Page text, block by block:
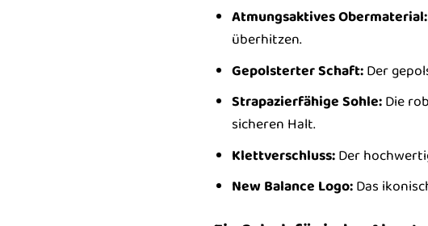
Atmungsaktives Obermaterial:
überhitzen.
Gepolsterter Schaft:Der
Strapazierfähige Sohle:Die
sicheren Halt.
Klettverschluss:Der
New Balance Logo:Das